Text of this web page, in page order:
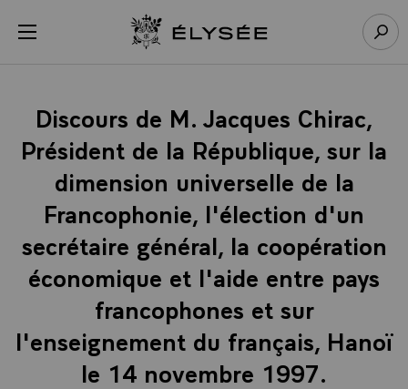
menu Retour à l’accueil Élysée
Discours de M. Jacques Chirac,
Président de la République, sur la
dimension universelle de la
Francophonie, l'élection d'un
secrétaire général, la coopération
économique et l'aide entre pays
francophones et sur
l'enseignement du français, Hanoï
le 14 novembre 1997.
Panneau de gestion des cookies